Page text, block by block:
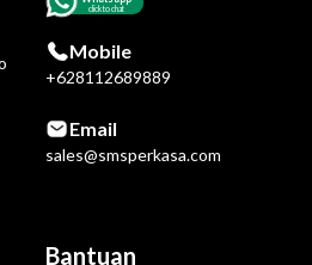
click to chat
Mobile
+628112689889
Email
sales@smsperkasa.com
Bantuan